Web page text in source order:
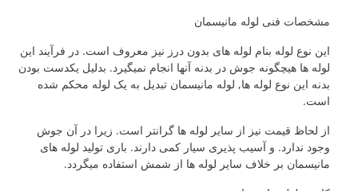
مشخصات فنی لوله مانیسمان
این نوع لوله بنام لوله های بدون درز نیز معروف است. در فرآیند این
لوله ها هیچگونه جوش در بدنه آنها انجام نمیگیرد. بدلیل یکدست بودن
بدنه این نوع لوله ها, لوله مانیسمان تبدیل به یک لوله محکم شده
است.
از لحاظ قیمت نیز از سایر لوله ها گرانتر است. زیرا در آن جوش
وجود ندارد. و آسیب پذیری سیار کمی دارند. باری تولید لوله های
مانیسمان بر خلاف سایر لوله ها از شمش استفاده میگردد.